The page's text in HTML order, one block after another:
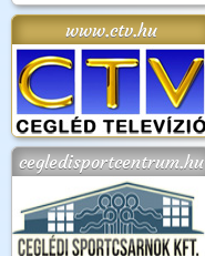
www.ctv.hu
cegledisportcentrum.hu